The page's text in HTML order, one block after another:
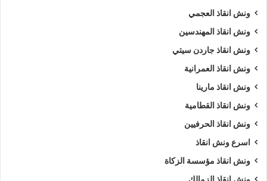
ونش انقاذ العجمي
ونش انقاذ المهندسين
ونش انقاذ جاردن سيتي
ونش انقاذ العمرانية
ونش انقاذ مارينا
ونش انقاذ القطامية
ونش انقاذ الحرفيين
اسرع ونش انقاذ
ونش انقاذ مؤسسة الزكاة